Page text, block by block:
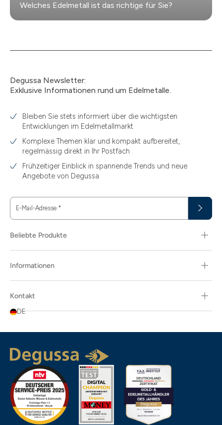
Welches Edelmetall ist das richtige für Sie?
Degussa Newsletter:
Exklusive Informationen rund um Edelmetalle.
Bleiben Sie stets informiert über die wichtigsten
Entwicklungen im Edelmetallmarkt
Komplexe Themen klar und kompakt aufbereitet,
regelmässig direkt in Ihr Postfach
Frühzeitiger Einblick in spannende Trends und neue
Angebote von Degussa
E-Mail-Adresse *
Beliebte Produkte
Informationen
Kontakt
DE